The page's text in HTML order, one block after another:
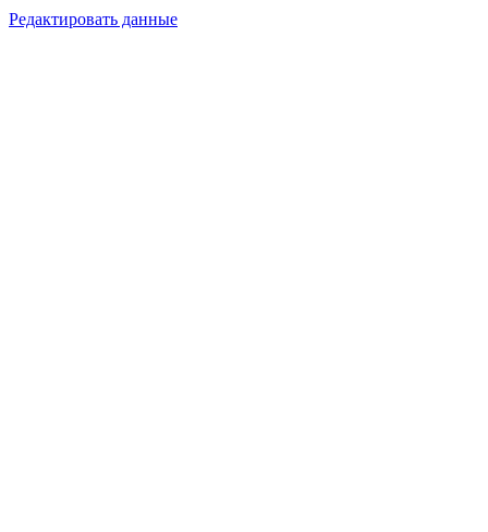
Редактировать данные